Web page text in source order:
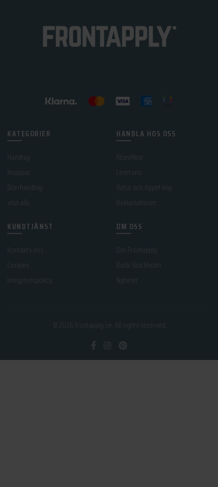
KATEGORIER
Handtag
Dörrhandtag
HANDLA HOS OSS
Retur och öppet köp
Reklamationer
KUNDTJÄNST
Kontakta oss
Integritetspolicy
OM OSS
Om Frontapply
Butik Stockholm
Nyheter
frontapply.se . All rights reserved